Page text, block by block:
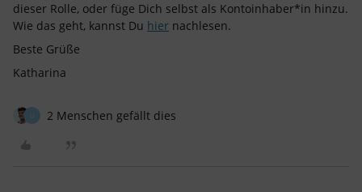
dieser Rolle, oder füge Dich selbst als Kontoinhaber*in hinzu.
Wie das geht, kannst Du hier nachlesen.
Beste Grüße
Katharina
2 Menschen gefällt dies